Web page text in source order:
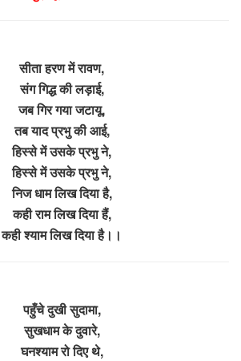
सीता हरण में रावण,
संग गिद्ध की लड़ाई,
जब गिर गया जटायू,
तब याद प्रभु की आई,
हिस्से में उसके प्रभु ने,
हिस्से में उसके प्रभु ने,
निज धाम लिख दिया है,
कही राम लिख दिया हैं,
कही श्याम लिख दिया है।।
पहुँचे दुखी सुदामा,
सुखधाम के दुवारे,
घनश्याम रो दिए थे,